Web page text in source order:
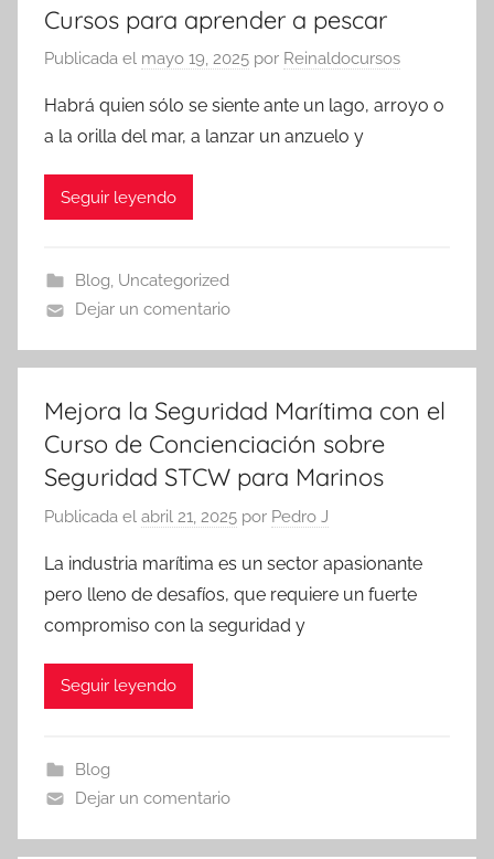
Cursos para aprender a pescar
Publicada el mayo 19, 2025 por Reinaldocursos
Habrá quien sólo se siente ante un lago, arroyo o
a la orilla del mar, a lanzar un anzuelo y
Seguir leyendo
Blog, Uncategorized
Dejar un comentario
Mejora la Seguridad Marítima con el
Curso de Concienciación sobre
Seguridad STCW para Marinos
Publicada el abril 21, 2025 por Pedro J
La industria marítima es un sector apasionante
pero lleno de desafíos, que requiere un fuerte
compromiso con la seguridad y
Seguir leyendo
Blog
Dejar un comentario